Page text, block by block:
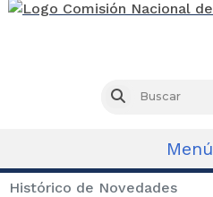
Buscar
Menú
Histórico de Novedades